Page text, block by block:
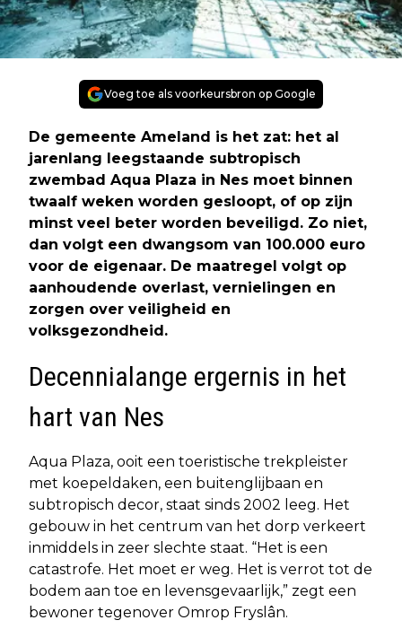
Voeg toe als voorkeursbron op Google
De gemeente Ameland is het zat: het al
jarenlang leegstaande subtropisch
zwembad Aqua Plaza in Nes moet binnen
twaalf weken worden gesloopt, of op zijn
minst veel beter worden beveiligd. Zo niet,
dan volgt een dwangsom van 100.000 euro
voor de eigenaar. De maatregel volgt op
aanhoudende overlast, vernielingen en
zorgen over veiligheid en
volksgezondheid.
Decennialange ergernis in het
hart van Nes
Aqua Plaza, ooit een toeristische trekpleister
met koepeldaken, een buitenglijbaan en
subtropisch decor, staat sinds 2002 leeg. Het
gebouw in het centrum van het dorp verkeert
inmiddels in zeer slechte staat. “Het is een
catastrofe. Het moet er weg. Het is verrot tot de
bodem aan toe en levensgevaarlijk,” zegt een
bewoner tegenover Omrop Fryslân.